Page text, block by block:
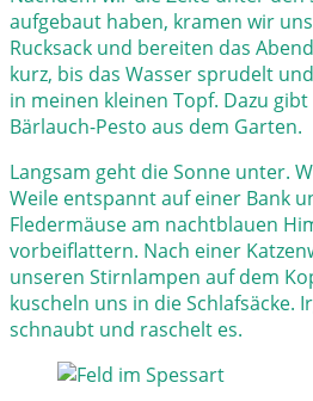
aufgebaut haben, kramen wir
Rucksack und bereiten das
kurz, bis das Wasser sprudelt
in meinen kleinen Topf. Dazu
Bärlauch-Pesto aus dem Garten.
Langsam geht die Sonne unter.
Weile entspannt auf einer Bank
Fledermäuse am nachtblauen
vorbeiflattern. Nach einer
unseren Stirnlampen auf dem
kuscheln uns in die Schlafsäcke.
schnaubt und raschelt es.